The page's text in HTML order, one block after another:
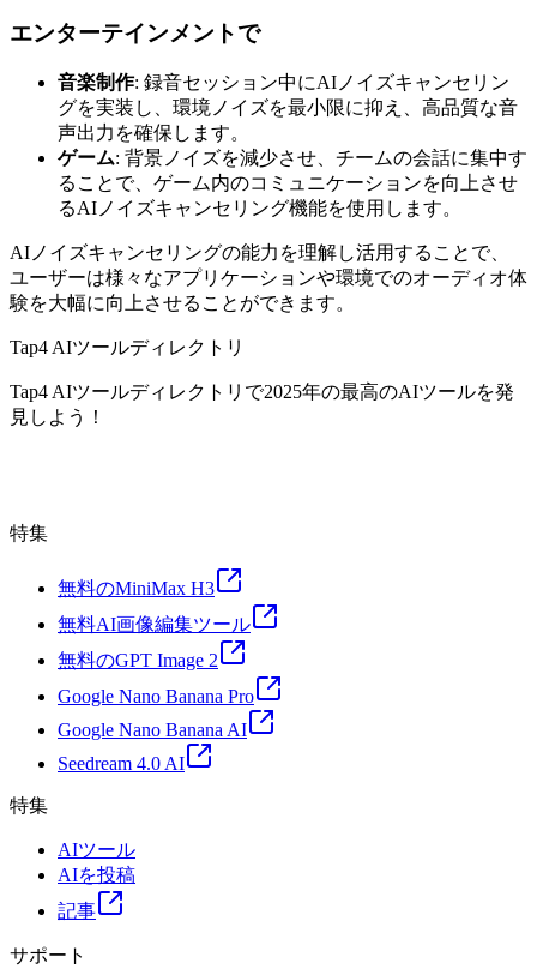
エンターテインメントで
音楽制作: 録音セッション中にAIノイズキャンセリン
グを実装し、環境ノイズを最小限に抑え、高品質な音
声出力を確保します。
ゲーム: 背景ノイズを減少させ、チームの会話に集中す
ることで、ゲーム内のコミュニケーションを向上させ
るAIノイズキャンセリング機能を使用します。
AIノイズキャンセリングの能力を理解し活用することで、
ユーザーは様々なアプリケーションや環境でのオーディオ体
験を大幅に向上させることができます。
Tap4 AIツールディレクトリ
Tap4 AIツールディレクトリで2025年の最高のAIツールを発
見しよう！
特集
無料のMiniMax H3
無料AI画像編集ツール
無料のGPT Image 2
Google Nano Banana Pro
Google Nano Banana AI
Seedream 4.0 AI
特集
AIツール
AIを投稿
記事
サポート